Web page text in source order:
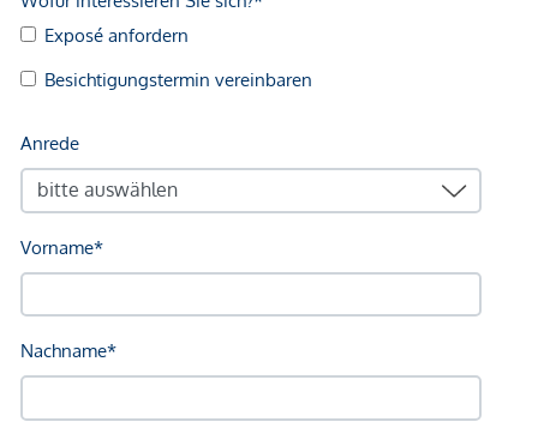
Arzt <250m
Klinik <500m
Kinder & Schulen
Schule <500m
Kindergarten <250m
Universität <250m
Nahversorgung
Bäckerei <250m